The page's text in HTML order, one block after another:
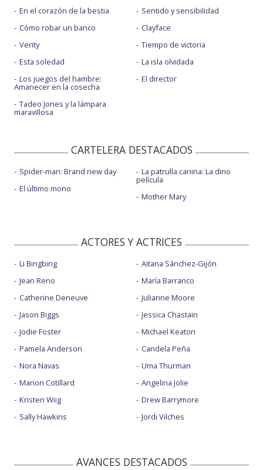
En el corazón de la bestia
Cómo robar un banco
Verity
Esta soledad
Los juegos del hambre:
Amanecer en la cosecha
Tadeo Jones y la lámpara
maravillosa
Sentido y sensibilidad
Clayface
Tiempo de victoria
La isla olvidada
El director
CARTELERA DESTACADOS
Spider-man: Brand new day
El último mono
La patrulla canina: La dino
película
Mother Mary
ACTORES Y ACTRICES
Li Bingbing
Jean Reno
Catherine Deneuve
Jason Biggs
Jodie Foster
Pamela Anderson
Nora Navas
Marion Cotillard
Kristen Wiig
Sally Hawkins
Aitana Sánchez-Gijón
María Barranco
Julianne Moore
Jessica Chastain
Michael Keaton
Candela Peña
Uma Thurman
Angelina Jolie
Drew Barrymore
Jordi Vilches
AVANCES DESTACADOS